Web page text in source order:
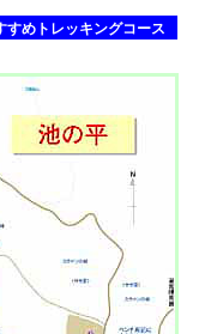
すめトレッキングコース